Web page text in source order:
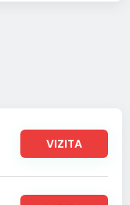
VIZITA